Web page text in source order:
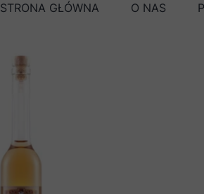
STRONA GŁÓWNA O NAS